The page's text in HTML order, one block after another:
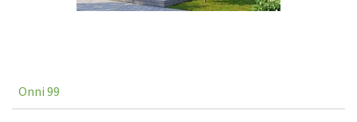
Onni 99